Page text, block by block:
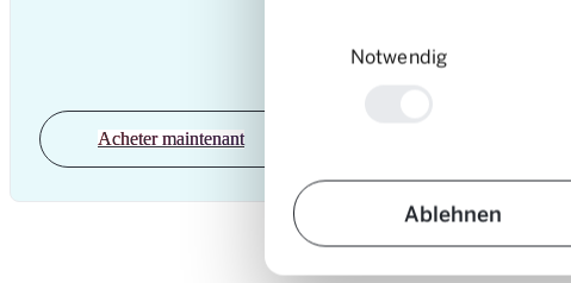
Notwendig
Ablehnen
Acheter maintenant